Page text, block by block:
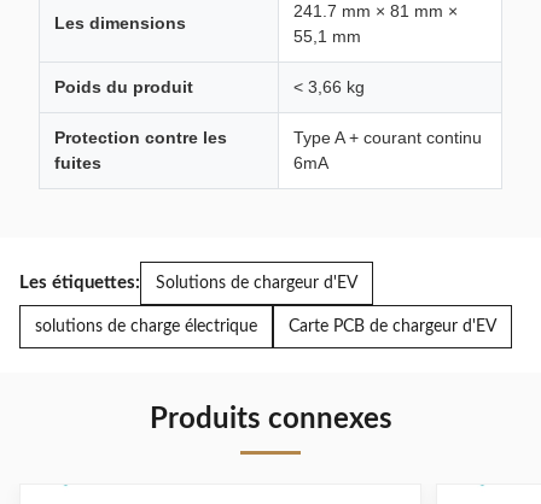
Les dimensions
241.7 mm × 81 mm ×
55,1 mm
Poids du produit < 3,66 kg
Protection contre les
fuites
Type A + courant continu
6mA
Les étiquettes: Solutions de chargeur d'EV
solutions de charge électrique Carte PCB de chargeur d'EV
Produits connexes